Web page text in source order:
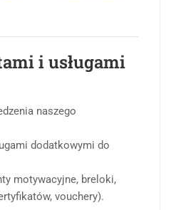
i usługami
naszego
dodatkowymi do
motywacyjne, breloki,
vouchery).